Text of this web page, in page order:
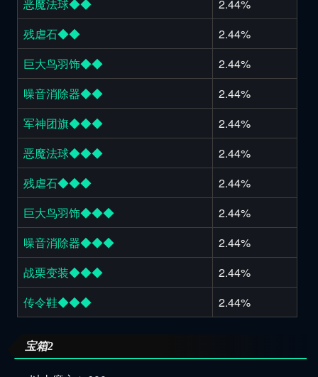
恶魔法球◆◆
2.44%
残虐石◆◆
2.44%
巨大鸟羽饰◆◆
2.44%
噪音消除器◆◆
2.44%
军神团旗◆◆◆
2.44%
恶魔法球◆◆◆
2.44%
残虐石◆◆◆
2.44%
巨大鸟羽饰◆◆◆
2.44%
噪音消除器◆◆◆
2.44%
战栗变装◆◆◆
2.44%
传令鞋◆◆◆
2.44%
宝箱2